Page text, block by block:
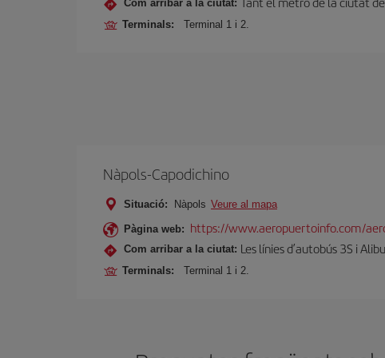
Com arribar a la ciutat:
Terminals: Terminal 1 i 2.
Nàpols-Capodichino
Situació: Nàpols Veure al mapa
Pàgina web: https://www.aeropuertoinfo.com/
Com arribar a la ciutat: Les línies d’autobús 3S i
Terminals: Terminal 1 i 2.